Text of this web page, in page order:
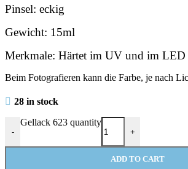
Pinsel: eckig
Gewicht: 15ml
Merkmale: Härtet im UV und im LED
Beim Fotografieren kann die Farbe, je nach
28 in stock
-
Gellack 623 quantity
+
ADD TO CART